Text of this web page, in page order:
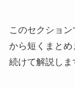
このセクショ
から短くまと
続けて解説しま